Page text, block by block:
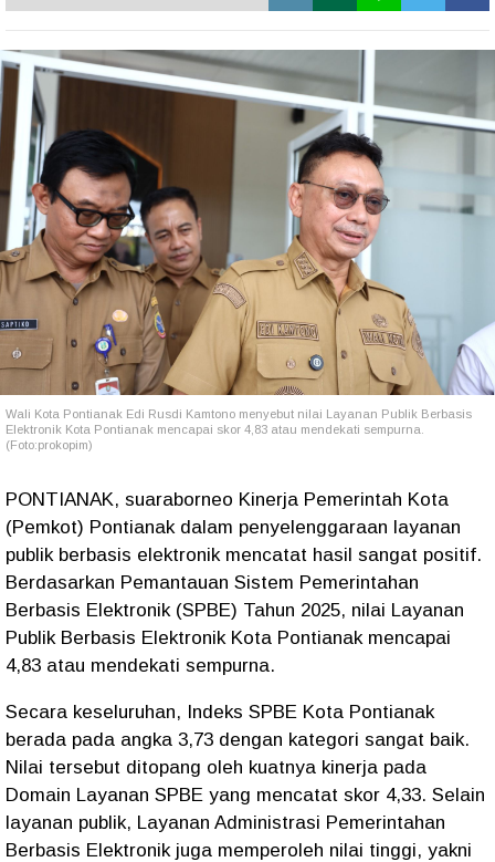
Wali Kota Pontianak Edi Rusdi Kamtono menyebut nilai Layanan Publik Berbasis
Elektronik Kota Pontianak mencapai skor 4,83 atau mendekati sempurna.
(Foto:prokopim)
PONTIANAK, suaraborneo Kinerja Pemerintah Kota
(Pemkot) Pontianak dalam penyelenggaraan layanan
publik berbasis elektronik mencatat hasil sangat positif.
Berdasarkan Pemantauan Sistem Pemerintahan
Berbasis Elektronik (SPBE) Tahun 2025, nilai Layanan
Publik Berbasis Elektronik Kota Pontianak mencapai
4,83 atau mendekati sempurna.
Secara keseluruhan, Indeks SPBE Kota Pontianak
berada pada angka 3,73 dengan kategori sangat baik.
Nilai tersebut ditopang oleh kuatnya kinerja pada
Domain Layanan SPBE yang mencatat skor 4,33. Selain
layanan publik, Layanan Administrasi Pemerintahan
Berbasis Elektronik juga memperoleh nilai tinggi, yakni